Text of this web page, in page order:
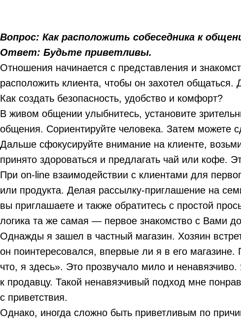
Вопрос: Как расположить собеседника к
Ответ: Будьте приветливы.
Отношения начинается с представления и
расположить клиента, чтобы он захотел
Как создать безопасность, удобство и комфорт?
В живом общении улыбнитесь, установите
общения. Сориентируйте человека. Затем можете
Дальше сфокусируйте внимание на клиенте,
принято здороваться и предлагать чай или кофе.
При on-line взаимодействии с клиентами для
или продукта. Делая рассылку-приглашение на
вы приглашаете и также обратитесь с простой
логика та же самая — первое знакомство с Вами
Однажды я зашел в частный магазин. Хозяин
он поинтересовался, впервые ли я в его магазине.
что, я здесь». Это прозвучало мило и
к продавцу. Такой ненавязчивый подход мне
с приветствия.
Однако, иногда сложно быть приветливым по